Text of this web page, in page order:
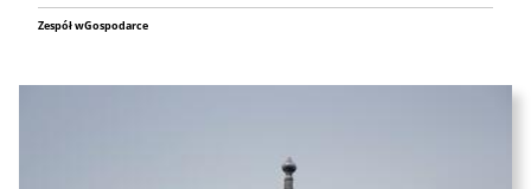
Zespół wGospodarce